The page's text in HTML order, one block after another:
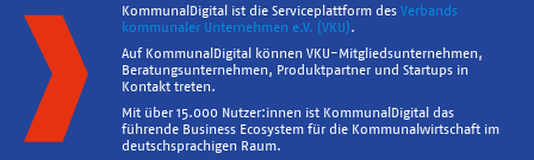
KommunalDigital ist die Serviceplattform des Verbands
kommunaler Unternehmen e.V. (VKU).
Auf KommunalDigital können VKU-Mitgliedsunternehmen,
Beratungsunternehmen, Produktpartner und Startups in
Kontakt treten.
Mit über 15.000 Nutzer:innen ist KommunalDigital das
führende Business Ecosystem für die Kommunalwirtschaft im
deutschsprachigen Raum.